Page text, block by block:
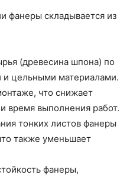
фанеры складывается из
(древесина шпона) по
цельными материалами.
что снижает
время выполнения работ.
тонких листов фанеры
также уменьшает
фанеры,